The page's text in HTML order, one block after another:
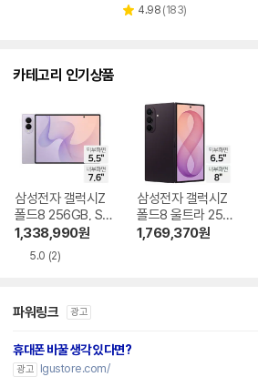
페이
별 4.98 리
(183)
카테고리 인기상품
삼성전자 갤럭시Z
폴드8 256GB, SK
T 기기변경 완납
1,338,990원
5.0 (2)
삼성전자 갤럭시Z
폴드8 울트라 256
GB, SKT 기기변경
1,769,370원
파워링크 광고
휴대폰 바꿀 생각 있다면?
광고
lgustore.com/